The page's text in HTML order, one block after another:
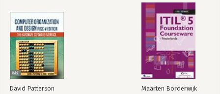
David Patterson Maarten Borderwijk